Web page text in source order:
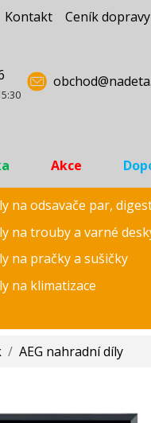
Kontakt Ceník dopravy
Akce
na odsavače par,
na trouby a varné
na pračky a sušičky
na klimatizace
/ AEG nahradní díly